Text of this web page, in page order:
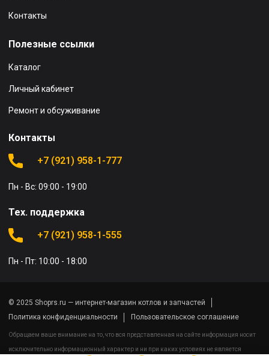
Контакты
Полезные ссылки
Каталог
Личный кабинет
Ремонт и обсуживание
Контакты
+7 (921) 958-1-777
Пн - Вс: 09:00 - 19:00
Тех. поддержка
+7 (921) 958-1-555
Пн - Пт: 10:00 - 18:00
© 2025 Shoprs.ru — интернет-магазин котлов и запчастей
Политика конфиденциальности
Пользовательское соглашение
Обращаем ваше внимание на то, что вся представленная на сайте информация носит
исключительно информационный характер и ни при каких условиях не является